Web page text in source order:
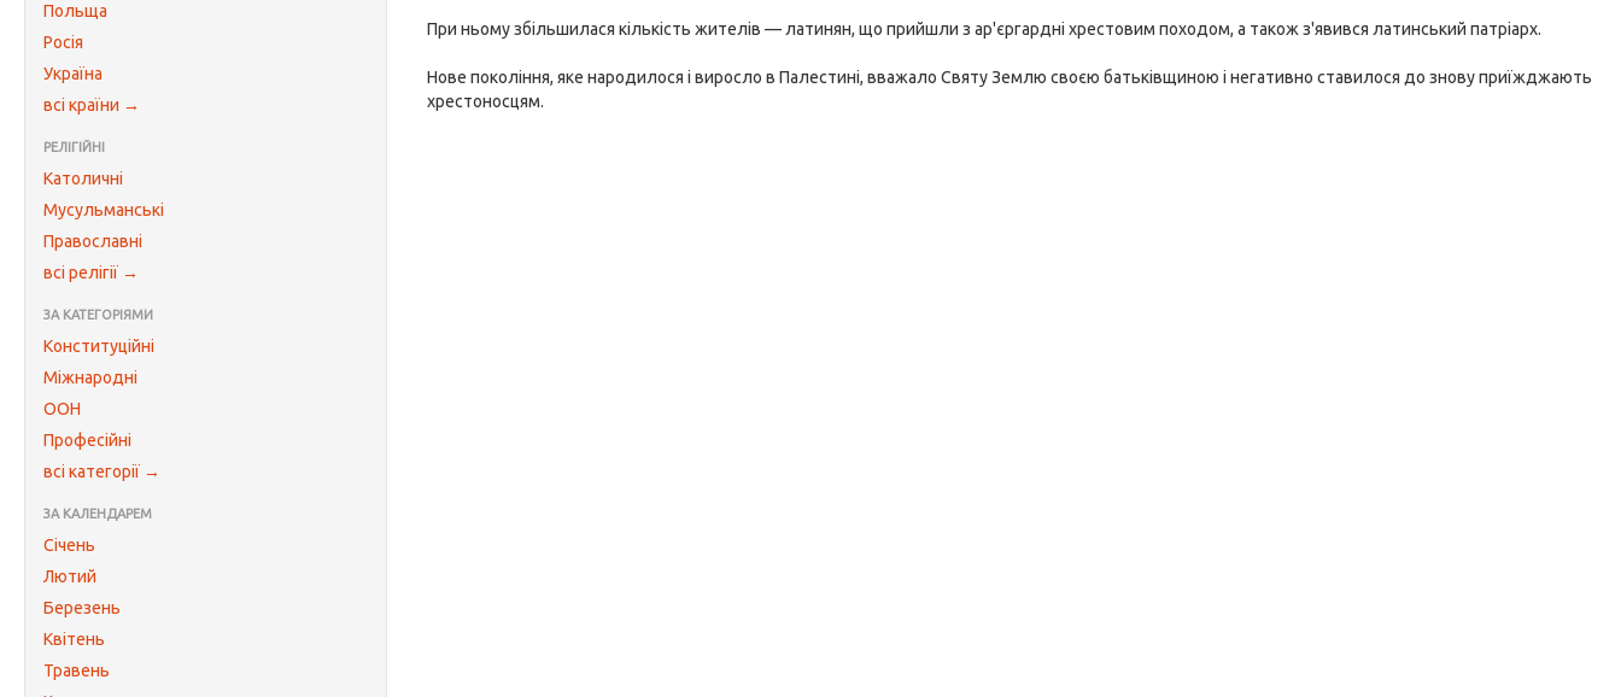
Польща
Росія
Україна
всі країни →
РЕЛІГІЙНІ
Католичні
Мусульманські
Православні
всі релігії →
ЗА КАТЕГОРІЯМИ
Конституційні
Міжнародні
ООН
Професійні
всі категорії →
ЗА КАЛЕНДАРЕМ
Січень
Лютий
Березень
Квітень
Травень
При ньому збільшилася кількість жителів — латинян, що прийшли з ар'єргардні хрестовим походом, а також з'явився латинський патріарх.
Нове покоління, яке народилося і виросло в Палестині, вважало Святу Землю своєю батьківщиною і негативно ставилося до знову приїжджають
хрестоносцям.